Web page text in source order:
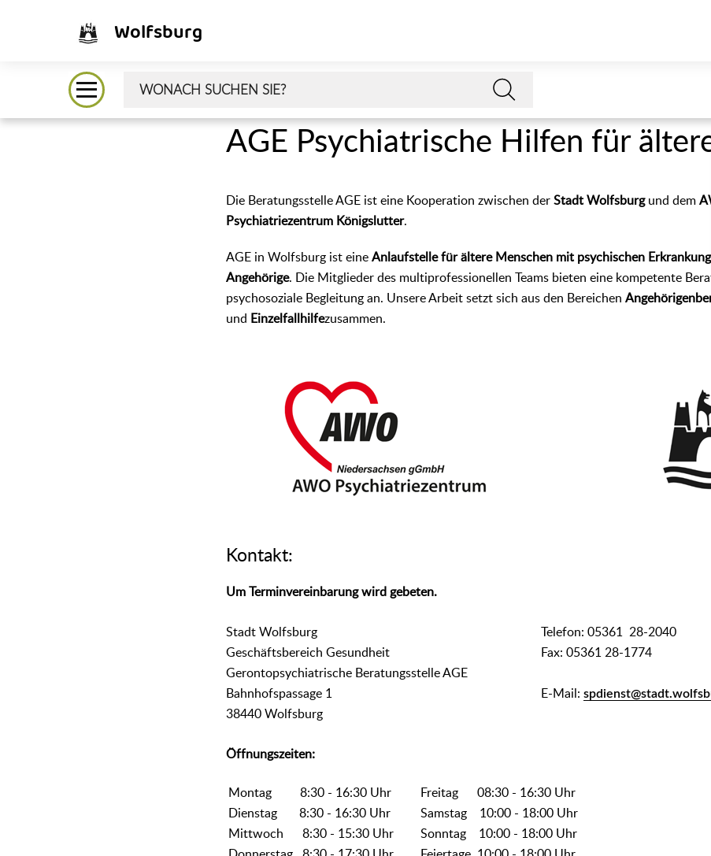
Wolfsburg
AGE Psychiatrische Hilfen für
Die Beratungsstelle AGE ist eine Kooperation zwischen derStadt Wolfsburgund dem
Psychiatriezentrum Königslutter.
AGE in Wolfsburg ist eineAnlaufstelle für ältere Menschen mit psychischen
Angehörige. Die Mitglieder des multiprofessionellen Teams bieten eine kompetente
psychosoziale Begleitung an. Unsere Arbeit setzt sich aus den Bereichen
und Einzelfallhilfezusammen.
Kontakt:
Um Terminvereinbarung wird gebeten.
Stadt Wolfsburg
Geschäftsbereich Gesundheit
Gerontopsychiatrische Beratungsstelle AGE
Bahnhofspassage 1
38440 Wolfsburg
Telefon: 05361 28-2040
Fax: 05361 28-1774
E-Mail:
Öffnungszeiten:
Montag 8:30 - 16:30 Uhr
Dienstag 8:30 - 16:30 Uhr
Mittwoch 8:30 - 15:30 Uhr
Freitag 08:30 - 16:30 Uhr
Samstag 10:00 - 18:00 Uhr
Sonntag 10:00 - 18:00 Uhr